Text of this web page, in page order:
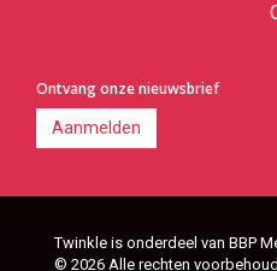
Ontvang onze nieuwsbrief
Aanmelden
Twinkle is onderdeel van BBP
© 2026 Alle rechten